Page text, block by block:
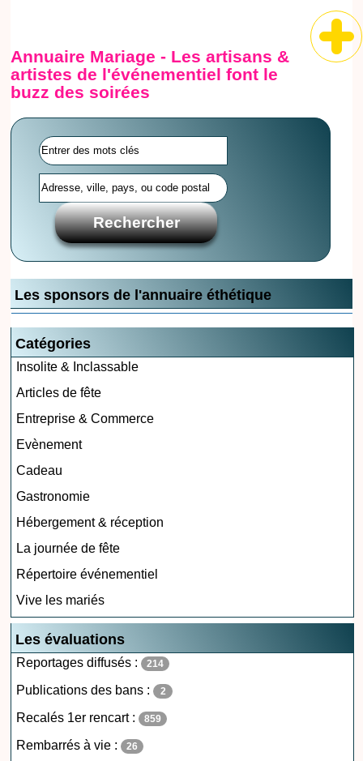
Annuaire Mariage - Les artisans &
artistes de l'événementiel font le
buzz des soirées
Les sponsors de l'annuaire éthétique
Catégories
Insolite & Inclassable
Articles de fête
Entreprise & Commerce
Evènement
Cadeau
Gastronomie
Hébergement & réception
La journée de fête
Répertoire événementiel
Vive les mariés
Les évaluations
Reportages diffusés : 214
Publications des bans : 2
Recalés 1er rencart : 859
Rembarrés à vie : 26